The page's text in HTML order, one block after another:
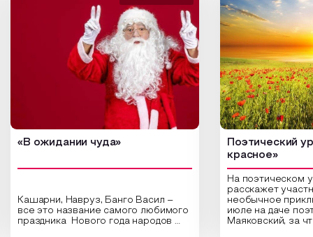
«В ожидании чуда»
Кашарни, Навруз, Банго Васил –
все это название самого любимого
праздника Нового года народов
Поэтический
красное»
На поэтическом
расскажет
необычное
июле на даче
Маяковский, за